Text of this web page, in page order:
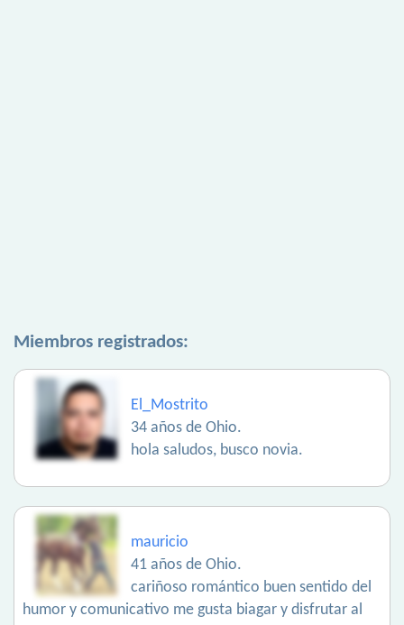
Miembros registrados:
El_Mostrito
34 años de Ohio.
hola saludos, busco novia.
mauricio
41 años de Ohio.
cariñoso romántico buen sentido del
humor y comunicativo me gusta biagar y disfrutar al